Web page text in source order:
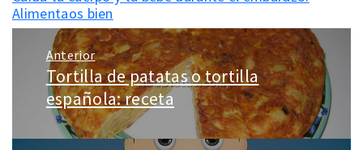
Alimentaos bien
Navegación
entradas
Anterior
Entrada
anterior:
Tortilla de patatas o tortilla
española: receta